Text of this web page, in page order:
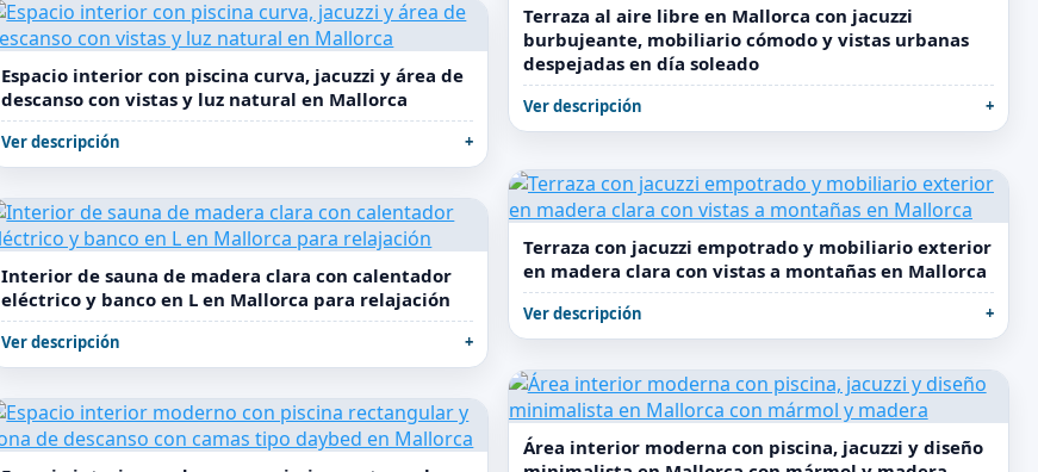
Terraza al aire libre en Mallorca con jacuzzi
burbujeante, mobiliario cómodo y vistas urbanas
despejadas en día soleado
Ver descripción
Espacio interior con piscina curva, jacuzzi y área de
descanso con vistas y luz natural en Mallorca
Ver descripción
Terraza con jacuzzi empotrado y mobiliario exterior
en madera clara con vistas a montañas en Mallorca
Ver descripción
Interior de sauna de madera clara con calentador
eléctrico y banco en L en Mallorca para relajación
Ver descripción
Área interior moderna con piscina, jacuzzi y diseño